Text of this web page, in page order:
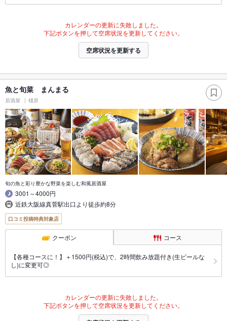
カレンダーの更新に失敗しました。
下記ボタンを押して空席状況を更新してください。
空席状況を更新する
魚と旬菜 まんまる
居酒屋 橿原
旬の魚と彩り豊かな野菜を楽しむ和風居酒屋
3001～4000円
近鉄大阪線真菅駅出口より徒歩約8分
口コミ投稿特典対象店
クーポン コース
【各種コースに！】＋1500円(税込)で、2時間飲み放題付き(生ビールな
し)に変更可◎
カレンダーの更新に失敗しました。
下記ボタンを押して空席状況を更新してください。